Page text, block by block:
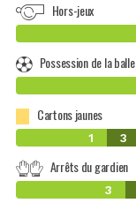
Hors-jeux
Possession de la balle
Cartons jaunes
1 3
Arrêts du gardien
3